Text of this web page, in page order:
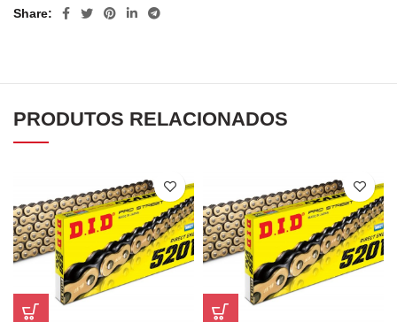
Share
PRODUTOS RELACIONADOS